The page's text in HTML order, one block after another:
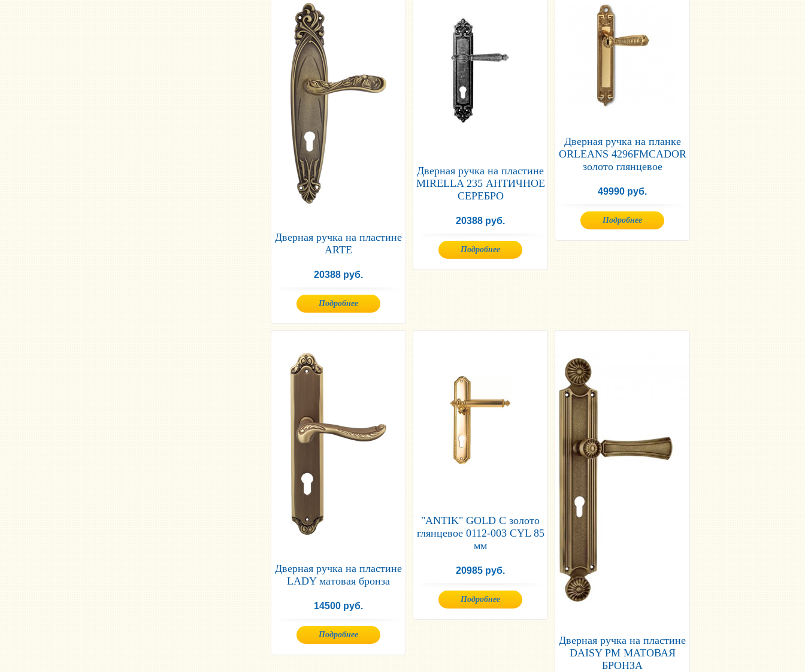
Дверная ручка на пластине
ARTE
20388 руб.
Подробнее
Дверная ручка на пластине
MIRELLA 235 АНТИЧНОЕ
СЕРЕБРО
20388 руб.
Подробнее
Дверная ручка на планке
ORLEANS 4296FMCADOR
золото глянцевое
49990 руб.
Подробнее
Дверная ручка на пластине
LADY матовая бронза
14500 руб.
Подробнее
"ANTIK" GOLD C золото
глянцевое 0112-003 CYL 85
мм
20985 руб.
Подробнее
Дверная ручка на пластине
DAISY PM МАТОВАЯ
БРОНЗА